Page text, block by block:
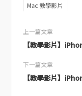
Mac 教學影片
上一篇文章
【教學影片】
下一篇文章
【教學影片】